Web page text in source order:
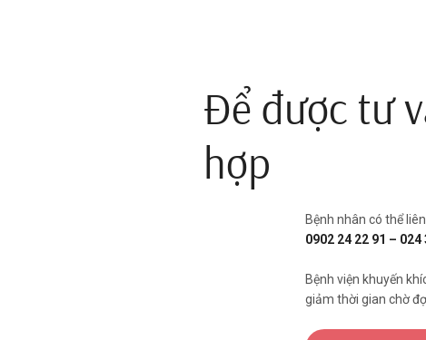
Để được tư
hợp
Bệnh nhân có thể
0902 24 22 91 – 024
Bệnh viện khuyến
giảm thời gian chờ